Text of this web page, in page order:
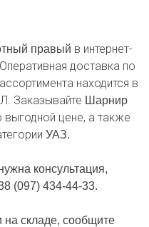
правый в интернет-
доставка по
находится в
Заказывайте Шарнир
выгодной цене, а также
УАЗ.
консультация,
(097) 434-44-33.
на складе, сообщите